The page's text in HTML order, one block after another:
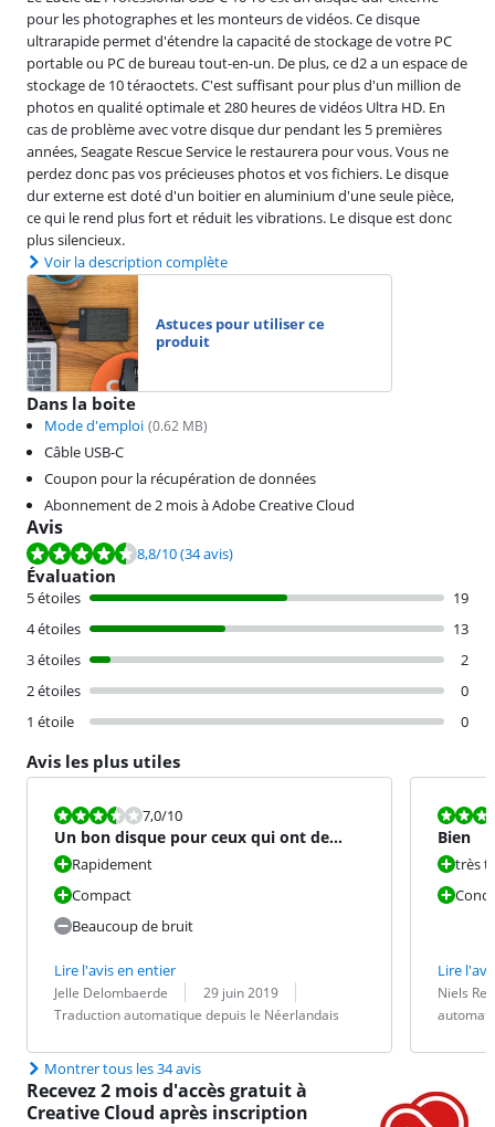
pour les photographes et les monteurs de vidéos. Ce disque
ultrarapide permet d'étendre la capacité de stockage de votre PC
portable ou PC de bureau tout-en-un. De plus, ce d2 a un espace de
stockage de 10 téraoctets. C'est suffisant pour plus d'un million de
photos en qualité optimale et 280 heures de vidéos Ultra HD. En
cas de problème avec votre disque dur pendant les 5 premières
années, Seagate Rescue Service le restaurera pour vous. Vous ne
perdez donc pas vos précieuses photos et vos fichiers. Le disque
dur externe est doté d'un boitier en aluminium d'une seule pièce,
ce qui le rend plus fort et réduit les vibrations. Le disque est donc
plus silencieux.
Voir la description complète
Astuces pour utiliser ce
produit
Dans la boite
Mode d'emploi (0.62 MB)
Câble USB-C
Coupon pour la récupération de données
Abonnement de 2 mois à Adobe Creative Cloud
Avis
La note est de 8,8 sur 10, basée sur 34 avis.
8,8/10(34 avis)
Évaluation
5 étoiles
19
4 étoiles
13
3 étoiles
2
2 étoiles
0
1 étoile
0
Avis les plus utiles
La note est 7,0 sur 10.
7,0/10
Un bon disque pour ceux qui ont de
l'argent à revendre.
Rapidement
Compact
Beaucoup de bruit
Lire l'avis en entier
Évaluation par :
Jelle Delombaerde
Date : 29 juin 2019
Traduction :
Traduction automatique depuis le Néerlandais
La note est
Bien
très
Lire
Évaluation
Niels
Date :
Traduction :
Montrer tous les 34 avis
Recevez 2 mois d'accès gratuit à
Creative Cloud après inscription